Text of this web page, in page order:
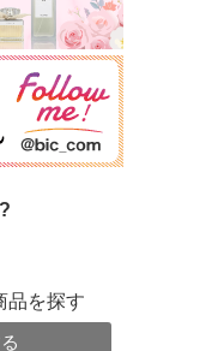
品を探す